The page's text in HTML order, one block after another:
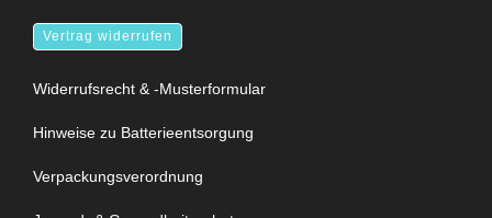
Vertrag widerrufen
Widerrufsrecht & -Musterformular
Hinweise zu Batterieentsorgung
Verpackungsverordnung